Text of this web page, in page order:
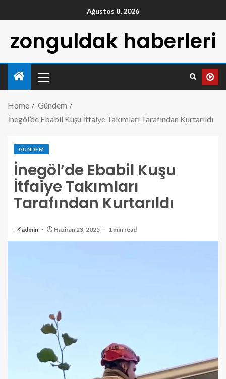
Ağustos 8, 2026
zonguldak haberleri
Home
Gündem
İnegöl’de Ebabil Kuşu İtfaiye Takımları Tarafından Kurtarıldı
GÜNDEM
İnegöl’de Ebabil Kuşu
İtfaiye Takımları
Tarafından Kurtarıldı
admin Haziran 23, 2025 1 min read